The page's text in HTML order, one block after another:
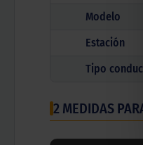
Modelo
Estación
Tipo
2 MEDIDAS